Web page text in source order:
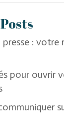
presse :
pour ouvrir